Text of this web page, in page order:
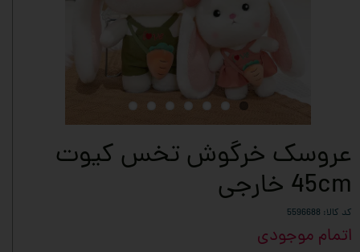
عروسک خرگوش تخس کیوت
45cm خارجی
کد کالا: 5596688
اتمام موجودی